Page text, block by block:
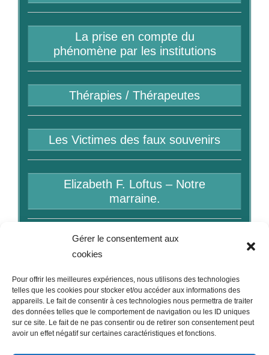
Gérer le consentement aux
cookies
Pour offrir les meilleures expériences, nous utilisons des technologies
telles que les cookies pour stocker et/ou accéder aux informations des
appareils. Le fait de consentir à ces technologies nous permettra de traiter
des données telles que le comportement de navigation ou les ID uniques
sur ce site. Le fait de ne pas consentir ou de retirer son consentement peut
avoir un effet négatif sur certaines caractéristiques et fonctions.
La prise en compte du
phénomène par les institutions
Thérapies / Thérapeutes
Les Victimes des faux souvenirs
Elizabeth F. Loftus – Notre
marraine.
Bibliographie
Liens